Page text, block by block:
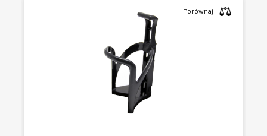
Porównaj